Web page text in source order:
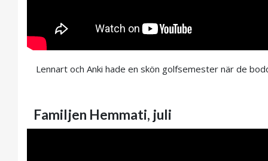
Lennart och Anki hade en skön golfsemester när de
Familjen Hemmati, juli